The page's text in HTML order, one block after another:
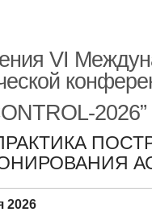
VI
2026”
2026